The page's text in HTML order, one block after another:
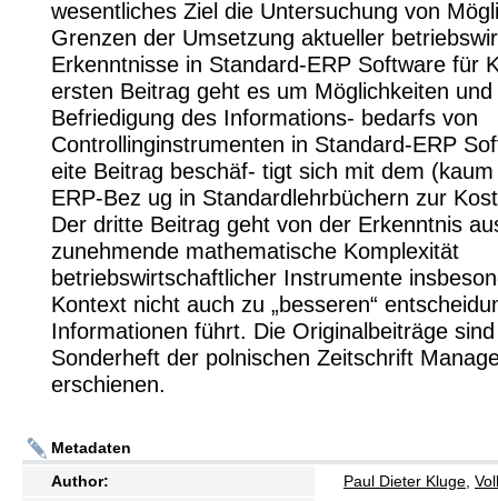
wesentliches Ziel die Untersuchung von
Grenzen der Umsetzung aktueller
Erkenntnisse in Standard-ERP Software für
ersten Beitrag geht es um Möglichkeiten
Befriedigung des Informations- bedarfs von
Controllinginstrumenten in Standard-ERP
eite Beitrag beschäf- tigt sich mit dem
ERP-Bez ug in Standardlehrbüchern zur
Der dritte Beitrag geht von der Erkenntnis
zunehmende mathematische Komplexität
betriebswirtschaftlicher Instrumente
Kontext nicht auch zu „besseren“
Informationen führt. Die Originalbeiträge
Sonderheft der polnischen Zeitschrift
erschienen.
Metadaten
Author:
Paul Dieter Kluge